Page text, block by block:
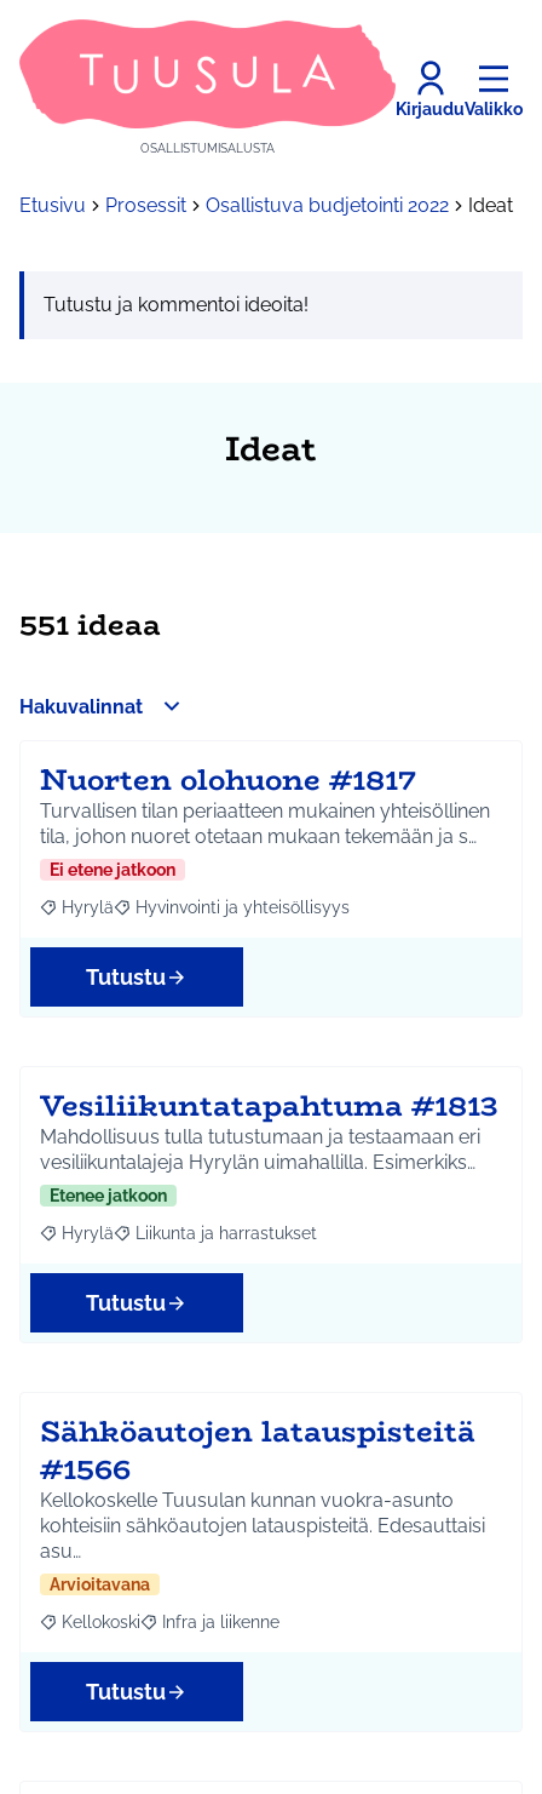
OSALLISTUMISALUSTA
KirjauduValikko
Etusivu Prosessit Osallistuva budjetointi 2022 Ideat
Tutustu ja kommentoi ideoita!
Ideat
551 ideaa
Hakuvalinnat
Nuorten olohuone #1817
Turvallisen tilan periaatteen mukainen yhteisöllinen
tila, johon nuoret otetaan mukaan tekemään ja s…
Ei etene jatkoon
Rajaa tulokset aihepiirin mukaan: Hyrylä
Hyrylä Rajaa tulokset teeman mukaan: Hyvinvointi ja
Hyvinvointi ja yhteisöllisyys
Tutustu
Vesiliikuntatapahtuma #1813
Mahdollisuus tulla tutustumaan ja testaamaan eri
vesiliikuntalajeja Hyrylän uimahallilla. Esimerkiks…
Etenee jatkoon
Rajaa tulokset aihepiirin mukaan: Hyrylä
Hyrylä Rajaa tulokset teeman mukaan: Liikunta ja
Liikunta ja harrastukset
Tutustu
Sähköautojen latauspisteitä
#1566
Kellokoskelle Tuusulan kunnan vuokra-asunto
kohteisiin sähköautojen latauspisteitä. Edesauttaisi
asu…
Arvioitavana
Rajaa tulokset aihepiirin mukaan: Kellokoski
Kellokoski Rajaa tulokset teeman mukaan: Infra ja liikenne
Infra ja liikenne
Tutustu